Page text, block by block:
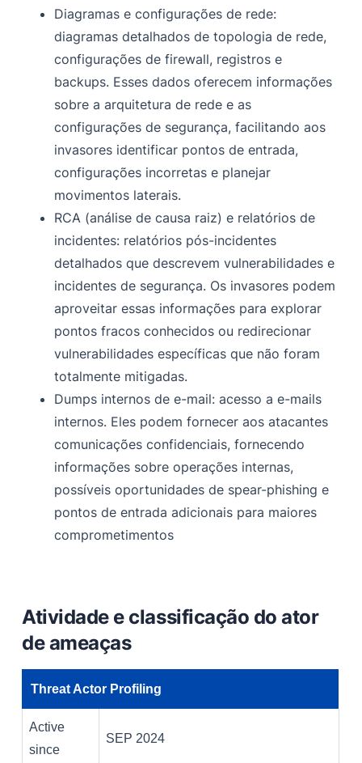
Diagramas e configurações de rede:
diagramas detalhados de topologia de rede,
configurações de firewall, registros e
backups. Esses dados oferecem informações
sobre a arquitetura de rede e as
configurações de segurança, facilitando aos
invasores identificar pontos de entrada,
configurações incorretas e planejar
movimentos laterais.
RCA (análise de causa raiz) e relatórios de
incidentes: relatórios pós-incidentes
detalhados que descrevem vulnerabilidades e
incidentes de segurança. Os invasores podem
aproveitar essas informações para explorar
pontos fracos conhecidos ou redirecionar
vulnerabilidades específicas que não foram
totalmente mitigadas.
Dumps internos de e-mail: acesso a e-mails
internos. Eles podem fornecer aos atacantes
comunicações confidenciais, fornecendo
informações sobre operações internas,
possíveis oportunidades de spear-phishing e
pontos de entrada adicionais para maiores
comprometimentos
Atividade e classificação do ator
de ameaças
Threat Actor Profiling
Active
since
SEP 2024